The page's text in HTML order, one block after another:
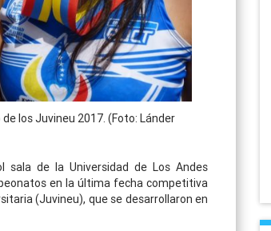
los Juvineu 2017. (Foto: Lánder
sala de la Universidad de Los Andes
en la última fecha competitiva
(Juvineu), que se desarrollaron en